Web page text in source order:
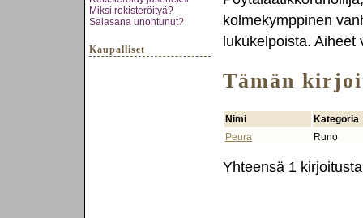
Miksi rekisteröityä?
Salasana unohtunut?
Kaupalliset
kolmekymppinen
lukukelpoista.
Tämän
Nimi
Kategoria
Peura
Runo
Yhteensä 1 kirjoitusta